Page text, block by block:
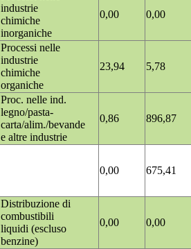
industrie
chimiche
inorganiche
0,00 0,00
Processi nelle
industrie
chimiche
organiche
23,94 5,78
Proc. nelle ind.
legno/pasta-
carta/alim./bevande
e altre industrie
0,86 896,87
0,00 675,41
Distribuzione di
combustibili
liquidi (escluso
benzine)
0,00 0,00